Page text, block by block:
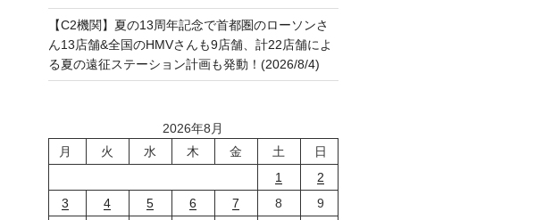
【C2機関】夏の13周年記念で首都圏のローソンさ
ん13店舗&全国のHMVさんも9店舗、計22店舗によ
る夏の遠征ステーション計画も発動！(2026/8/4)
2026年8月
月
火 水 木 金 土
日
1
2
3
4 5 6 7 8
9